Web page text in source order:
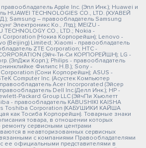
Apple Inc. (Эпл Инк.); Huawei и
HUAWEI TECHNOLOGIES CO., LTD. (ХУАВЕЙ
Samsung – правообладатель Samsung
Электроникс Ко., Лтд.); MEIZU -
TECHNOLOGY CO., LTD.; Nokia -
Corporation (Нокиа Корпорейшн); Lenovo -
(Beijing) Limited; Xiaomi - правообладатель
ZTE Corporation; HTC -
(Эйч-Ти-Си КОРПОРЕЙШН); LG -
(ЭлДжи Корп.); Philips - правообладатель
Филипс Н.В.); Sony -
(Сони Корпорейшн); ASUS -
Computer Inc. (Асустек Компьютер
Acer Incorporated (Эйсер
Dell Inc.(Делл Инк.); HP -
Packard Group LLC (ЭйчПи Хьюлетт
- правообладатель KABUSHIKI KAISHA
Toshiba Corporation (КАБУШИКИ КАЙША
как Тосиба Корпорейшн). Товарные знаки
товара, в отношении которых
ремонту сервисными центрами
в неавторизованных сервисных
с компаниями Правообладателями
ее официальными представителями в